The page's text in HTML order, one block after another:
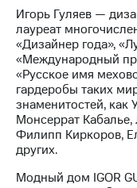
Игорь Гуляев —
лауреат
«Дизайнер года»,
«Международный
«Русское имя
гардеробы таких
знаменитостей,
Монсеррат
Филипп Киркоров,
других.
Модный дом IGOR